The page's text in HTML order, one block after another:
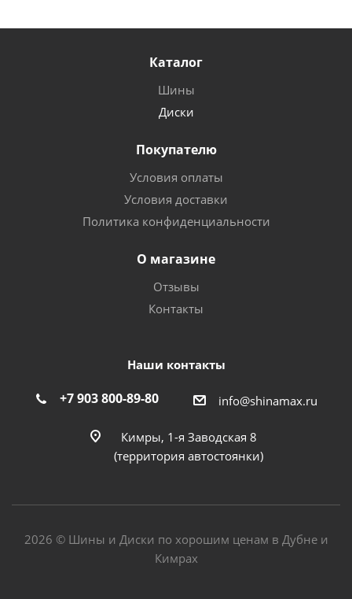
Каталог
Шины
Диски
Покупателю
Условия оплаты
Условия доставки
Политика конфиденциальности
О магазине
Отзывы
Контакты
Наши контакты
+7 903 800-89-80 info@shinamax.ru
Кимры, 1-я Заводская 8
(территория автостоянки)
2026 © Шины и Диски по хорошим ценам в Дубне и
Кимрах